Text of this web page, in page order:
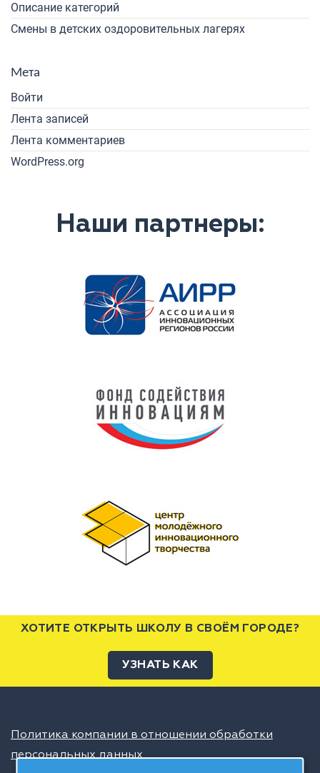
Описание категорий
Смены в детских оздоровительных лагерях
Мета
Войти
Лента записей
Лента комментариев
WordPress.org
Наши партнеры:
ХОТИТЕ ОТКРЫТЬ ШКОЛУ В СВОЁМ ГОРОДЕ?
УЗНАТЬ КАК
Политика компании в отношении обработки
персональных данных